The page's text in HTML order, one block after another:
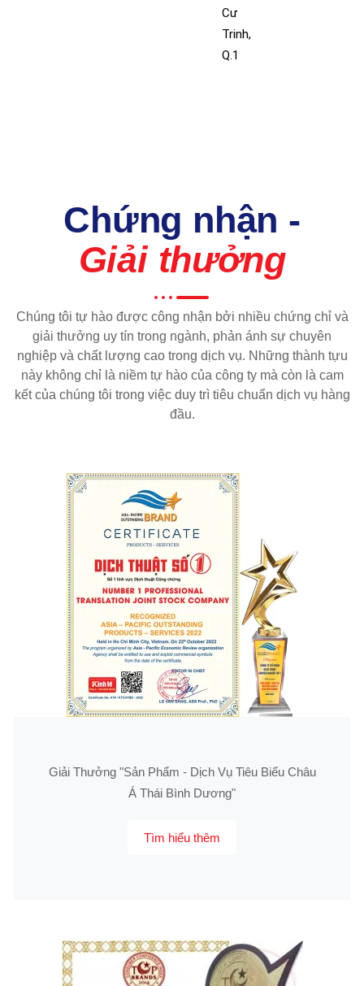
Cư
Trinh,
Q.1
Chứng nhận -
Giải thưởng
Chúng tôi tự hào được công nhận bởi nhiều chứng chỉ và
giải thưởng uy tín trong ngành, phản ánh sự chuyên
nghiệp và chất lượng cao trong dịch vụ. Những thành tựu
này không chỉ là niềm tự hào của công ty mà còn là cam
kết của chúng tôi trong việc duy trì tiêu chuẩn dịch vụ hàng
đầu.
Giải Thưởng "Sản Phẩm - Dịch Vụ Tiêu Biểu Châu
Á Thái Bình Dương"
Tìm hiểu thêm